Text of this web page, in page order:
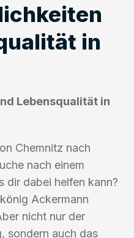
in
Lebensqualität in
Chemnitz nach
nach einem
dir dabei helfen kann?
Ackermann
nicht nur der
sondern auch das